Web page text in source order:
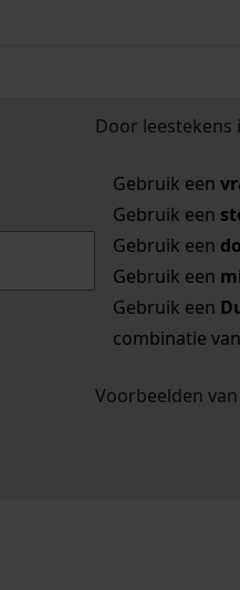
Door
Gebruik een
Gebruik een
Gebruik een
Gebruik een
Gebruik een
combinatie
Voorbeelden